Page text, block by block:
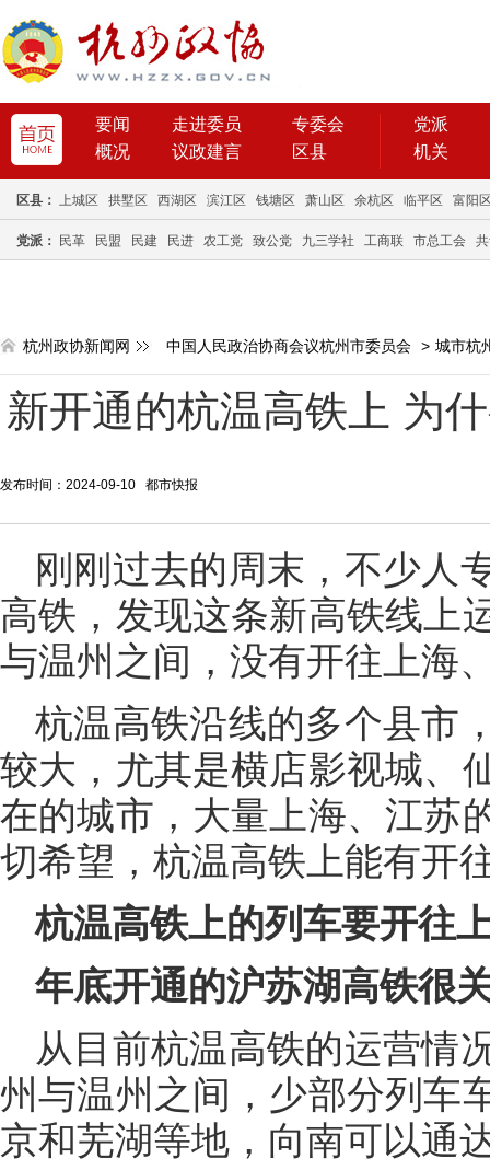
要闻 走进委员
专委会
概况
议政建言 区县
党派
机关
区县： 上城区 拱墅区 西湖区 滨江区 钱塘区 萧山区 余杭区 临平区 富阳
党派： 民革 民盟 民建 民进 农工党 致公党 九三学社 工商联 市总工会
杭州政协新闻网 中国人民政治协商会议杭州市委员会 > 城市杭
新开通的杭温高铁上 为
发布时间：2024-09-10 都市快报
刚刚过去的周末，不少人
高铁，发现这条新高铁线上
与温州之间，没有开往上海
杭温高铁沿线的多个县市
较大，尤其是横店影视城、
在的城市，大量上海、江苏
切希望，杭温高铁上能有开
杭温高铁上的列车要开往
年底开通的沪苏湖高铁很
从目前杭温高铁的运营情
州与温州之间，少部分列车
京和芜湖等地，向南可以通